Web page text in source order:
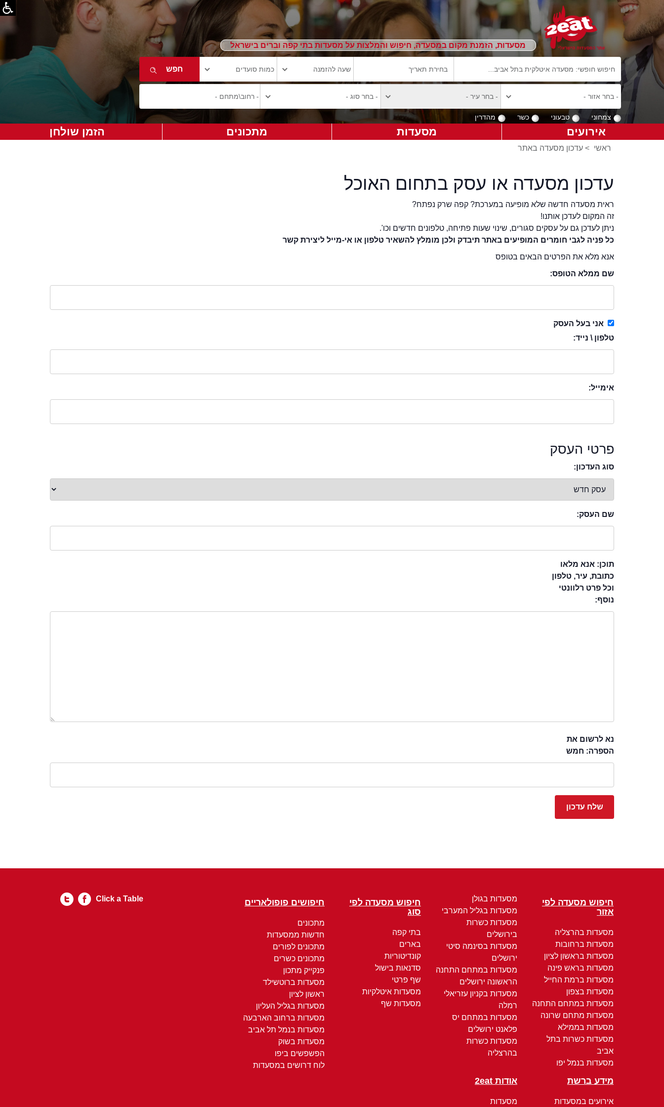
מסעדות, הזמנת מקום במסעדה, חיפוש והמלצות על מסעדות בתי קפה וברים בישראל
צמחוני טבעוני כשר מהדרין
אירועים מסעדות מתכונים הזמן שולחן
ראשי > עדכון מסעדה באתר
עדכון מסעדה או עסק בתחום האוכל
ראית מסעדה חדשה שלא מופיעה במערכת? קפה שרק נפתח?
זה המקום לעדכן אותנו!
ניתן לעדכן גם על עסקים סגורים, שינוי שעות פתיחה, טלפונים חדשים וכו'.
כל פניה לגבי חומרים המופיעים באתר תיבדק ולכן מומלץ להשאיר טלפון או אי-מייל ליצירת קשר
אנא מלא את הפרטים הבאים בטופס
שם ממלא הטופס:
אני בעל העסק
טלפון \ נייד:
אימייל:
פרטי העסק
סוג העדכון:
שם העסק:
תוכן: אנא מלאו
כתובת, עיר, טלפון
וכל פרט רלוונטי
נוסף:
נא לרשום את
הספרה: חמש
חיפוש מסעדה לפי
אזור
מסעדות בהרצליה
מסעדות ברחובות
מסעדות בראשון לציון
מסעדות בראש פינה
מסעדות ברמת החייל
מסעדות בצפון
מסעדות במתחם התחנה
מסעדות מתחם שרונה
מסעדות בממילא
מסעדות כשרות בתל
אביב
מסעדות בנמל יפו
מסעדות בגולן
מסעדות בגליל המערבי
מסעדות כשרות
בירושלים
מסעדות בסינמה סיטי
ירושלים
מסעדות במתחם התחנה
הראשונה ירושלים
מסעדות בקניון עזריאלי
רמלה
מסעדות במתחם יס
פלאנט ירושלים
מסעדות כשרות
בהרצליה
חיפוש מסעדה לפי
סוג
בתי קפה
בארים
קונדיטוריות
סדנאות בישול
שף פרטי
מסעדות איטלקיות
מסעדות שף
חיפושים פופולאריים
מתכונים
חדשות ממסעדות
מתכונים לפורים
מתכונים כשרים
פנקייק מתכון
מסעדות ברוטשילד
ראשון לציון
מסעדות בגליל העליון
מסעדות ברחוב הארבעה
מסעדות בנמל תל אביב
מסעדות בשוק
הפשפשים ביפו
לוח דרושים במסעדות
מידע ברשת
אירועים במסעדות
אודות 2eat
מסעדות
Click a Table